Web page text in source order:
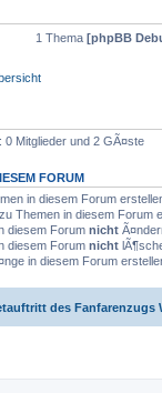
1 Thema [phpBB
0 Mitglieder und 2 GÃ¤ste
FORUM
in diesem Forum
Themen in diesem Forum
diesem Forum nicht
diesem Forum nicht
in diesem Forum
des Fanfarenzugs